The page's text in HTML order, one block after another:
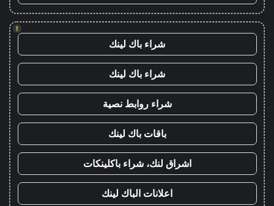
!
شراء باك لينك
شراء باك لينك
شراء روابط نصية
باقات باك لينك
اشراق لنك، شراء باكلينكات
اعلانات الباك لينك